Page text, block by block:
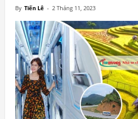
By Tiến Lê - 2 Tháng 11, 2023